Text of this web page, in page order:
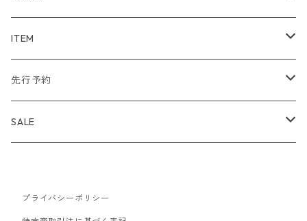
WIND AND SEA
アウター
トップス
バッグ
NAISSANCE
アウター
ボトムス
bal
トップス
アウター
MAISON EUREKA
ITEM
アウター
トップス
ワンピース
先行予約
TODAYFUL 2020 SUMMER
Uhr 2025 Autumn / Winter
SALE
20%
プライバシーポリシー